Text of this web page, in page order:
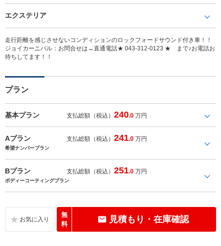
エクステリア
走行距離を感じさせないコンディションのロックフォードサウンド付き車！！
ジョイカーニバル：お問合せは→直通電話★ 043-312-0123 ★ まで♪お電話お
待ちしてます！！
プラン
基本プラン 支払総額（税込）240.0 万円
Aプラン 支払総額（税込）241.0 万円
希望ナンバープラン
Bプラン 支払総額（税込）251.0 万円
ボディーコーティングプラン
無
料
見積もり・在庫確認